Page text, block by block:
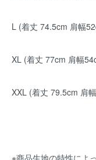
L (着丈 74.5cm 肩幅
XL (着丈 77cm 肩幅
XXL (着丈 79.5cm 肩
※商品生地の特性によ